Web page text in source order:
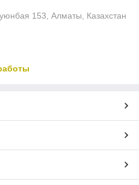
153, Алматы, Казахстан